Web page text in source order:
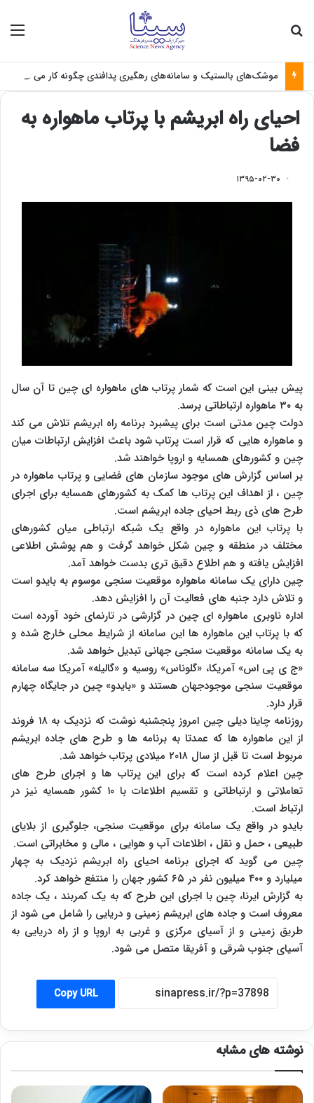
موشک‌های بالستیک و سامانه‌های رهگیری پدافندی چگونه کار می کنند؟
احیای راه ابریشم با پرتاب ماهواره به
فضا
۱۳۹۵-۰۲-۳۰
پیش بینی این است که شمار پرتاب های ماهواره ای چین تا آن سال
به ۳۰ ماهواره ارتباطاتی برسد.
دولت چین مدتی است برای پیشبرد برنامه راه ابریشم تلاش می کند
و ماهواره هایی که قرار است پرتاب شود باعث افزایش ارتباطات میان
چین و کشورهای همسایه و اروپا خواهند شد.
بر اساس گزارش های موجود سازمان های فضایی و پرتاب ماهواره در
چین ، از اهداف این پرتاب ها کمک به کشورهای همسایه برای اجرای
طرح های ذی ربط احیای جاده ابریشم است.
با پرتاب این ماهواره در واقع یک شبکه ارتباطی میان کشورهای
مختلف در منطقه و چین شکل خواهد گرفت و هم پوشش اطلاعی
افزایش یافته و هم اطلاع دقیق تری بدست خواهد آمد.
چین دارای یک سامانه ماهواره موقعیت سنجی موسوم به بایدو است
و تلاش دارد جنبه های فعالیت آن را افزایش دهد.
اداره ناوبری ماهواره ای چین در گزارشی در تارنمای خود آورده است
که با پرتاب این ماهواره ها این سامانه از شرایط محلی خارج شده و
به یک سامانه موقعیت سنجی جهانی تبدیل خواهد شد.
«ج ی پی اس» آمریکا، «‌گلوناس» روسیه و «گالیله» آمریکا سه سامانه
موقعیت سنجی موجودجهان هستند و «بایدو» چین در جایگاه چهارم
قرار دارد.
روزنامه چاینا دیلی چین امروز پنجشنبه نوشت که نزدیک به ۱۸ فروند
از این ماهواره ها که عمدتا به برنامه ها و طرح های جاده ابریشم
مربوط است تا قبل از سال ۲۰۱۸ میلادی پرتاب خواهد شد.
چین اعلام کرده است که برای این پرتاب ها و اجرای طرح های
تعاملاتی و ارتباطاتی و تقسیم اطلاعات با ۱۰ کشور همسایه نیز در
ارتباط است.
بایدو در واقع یک سامانه برای موقعیت سنجی، جلوگیری از بلایای
طبیعی ، حمل و نقل ، اطلاعات آب و هوایی ، مالی و مخابراتی است.
چین می گوید که اجرای برنامه احیای راه ابریشم نزدیک به چهار
میلیارد و ۴۰۰ میلیون نفر در ۶۵ کشور جهان را منتفع خواهد کرد.
به گزارش ایرنا، چین با اجرای این طرح که به یک کمربند ، یک جاده
معروف است و جاده های ابریشم زمینی و دریایی را شامل می شود از
طریق زمینی و از آسیای مرکزی و غربی به اروپا و از راه دریایی به
آسیای جنوب شرقی و آفریقا متصل می شود.
Copy URL
نوشته های مشابه